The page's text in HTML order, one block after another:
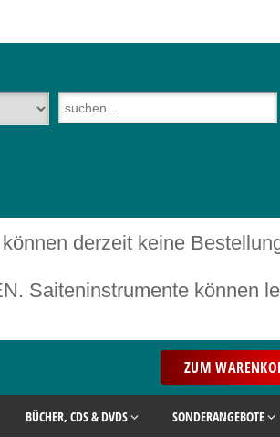
derzeit keine
Saiteninstrumente können
ZUM
BÜCHER, CDS & DVDS SONDERANGEBOTE